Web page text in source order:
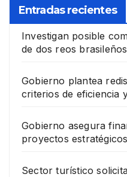
Entradas recientes
Investigan posible
de dos reos
Gobierno plantea
criterios de eficiencia
Gobierno asegura
proyectos
Sector turístico